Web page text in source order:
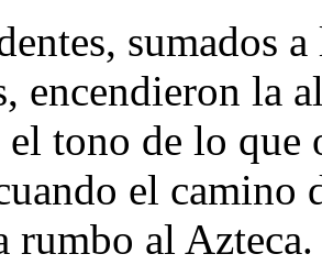
sumados
encendieron la
el tono de lo que
el camino
rumbo al Azteca.